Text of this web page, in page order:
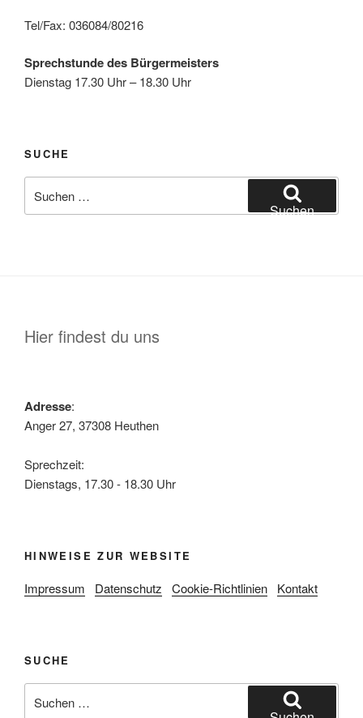
Tel/Fax: 036084/80216
Sprechstunde des Bürgermeisters
Dienstag 17.30 Uhr – 18.30 Uhr
SUCHE
nach:
Suchen
Hier findest du uns
Adresse:
Anger 27, 37308 Heuthen
Sprechzeit:
Dienstags, 17.30 - 18.30 Uhr
HINWEISE ZUR WEBSITE
Impressum Datenschutz Cookie-Richtlinien Kontakt
SUCHE
nach: